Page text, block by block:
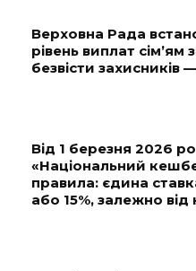
Верховна Рада
рівень виплат сім’ям
безвісти захисників
Від 1 березня 2026
«Національний
правила: єдина
або 15%, залежно від